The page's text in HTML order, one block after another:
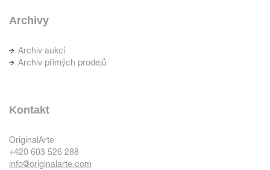
Archivy
Archiv aukcí
Archiv přímých prodejů
Kontakt
OriginalArte
+420 603 526 288
info@originalarte.com